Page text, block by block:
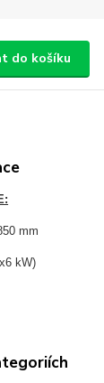
do košíku
mm
kW)